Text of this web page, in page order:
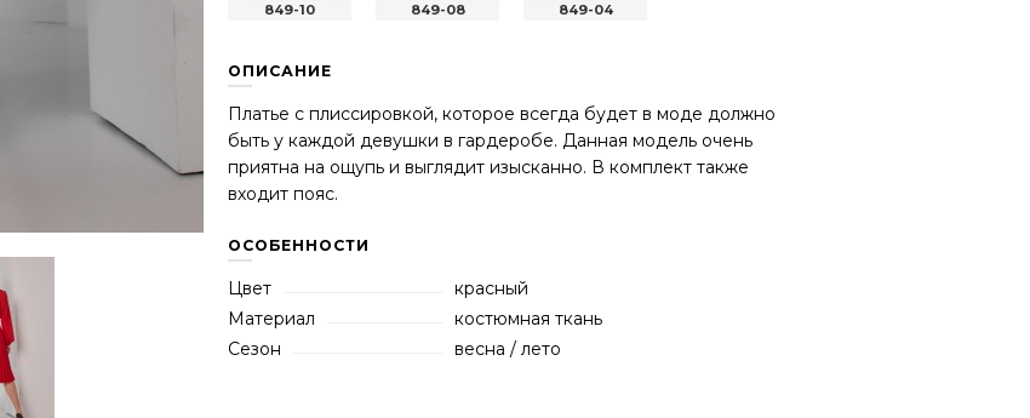
849-10 849-08 849-04
ОПИСАНИЕ
Платье с плиссировкой, которое всегда будет в моде должно
быть у каждой девушки в гардеробе. Данная модель очень
приятна на ощупь и выглядит изысканно. В комплект также
входит пояс.
ОСОБЕННОСТИ
Цвет
красный
Материал
костюмная ткань
Сезон
весна / лето